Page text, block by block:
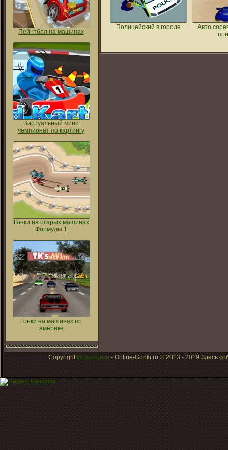
Пейнтбол на машинах
Виртуальный мини
чемпионат по картингу
Гонки на старых машинах
Формулы 1
Гонки на машинах по
америке
Полицейский в городе
Авто
CopyrightИгры Гонки- Online-Gonki.ru © 2013 - 2019 Здесь